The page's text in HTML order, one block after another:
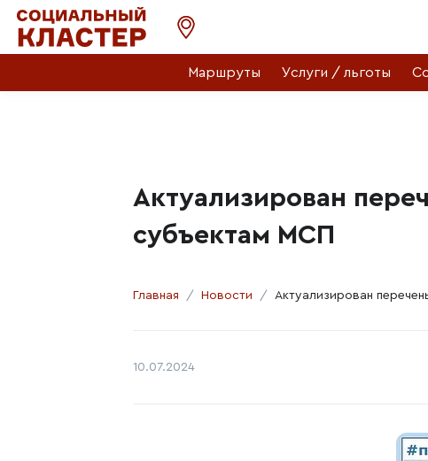
Маршруты Услуги / льготы
Актуализирован
субъектам МСП
Главная Новости Актуализирован
Автор:
Дата публикации:
10.07.2024